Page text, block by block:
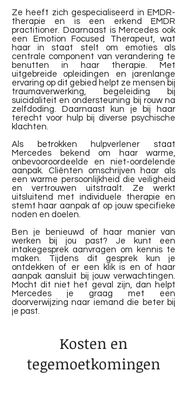
Ze heeft zich gespecialiseerd in EMDR-
therapie en is een erkend EMDR
practitioner. Daarnaast is Mercedes ook
een Emotion Focused Therapeut, wat
haar in staat stelt om emoties als
centrale component van verandering te
benutten in haar therapie. Met
uitgebreide opleidingen en jarenlange
ervaring op dit gebied helpt ze mensen bij
traumaverwerking, begeleiding bij
suicidaliteit en ondersteuning bij rouw na
zelfdoding. Daarnaast kun je bij haar
terecht voor hulp bij diverse psychische
klachten.
Als betrokken hulpverlener staat
Mercedes bekend om haar warme,
onbevooroordeelde en niet-oordelende
aanpak. Cliënten omschrijven haar als
een warme persoonlijkheid die veiligheid
en vertrouwen uitstraalt. Ze werkt
uitsluitend met individuele therapie en
stemt haar aanpak af op jouw specifieke
noden en doelen.
Ben je benieuwd of haar manier van
werken bij jou past? Je kunt een
intakegesprek aanvragen om kennis te
maken. Tijdens dit gesprek kun je
ontdekken of er een klik is en of haar
aanpak aansluit bij jouw verwachtingen.
Mocht dit niet het geval zijn, dan helpt
Mercedes je graag met een
doorverwijzing naar iemand die beter bij
je past.
Kosten en
tegemoetkomingen